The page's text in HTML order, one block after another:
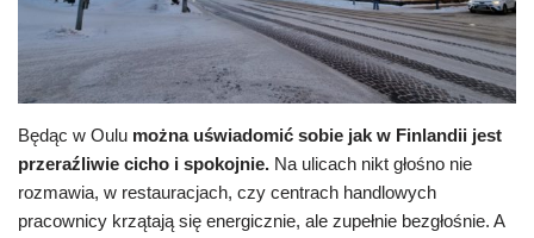
Będąc w Oulu można uświadomić sobie jak w Finlandii jest
przeraźliwie cicho i spokojnie. Na ulicach nikt głośno nie
rozmawia, w restauracjach, czy centrach handlowych
pracownicy krzątają się energicznie, ale zupełnie bezgłośnie. A